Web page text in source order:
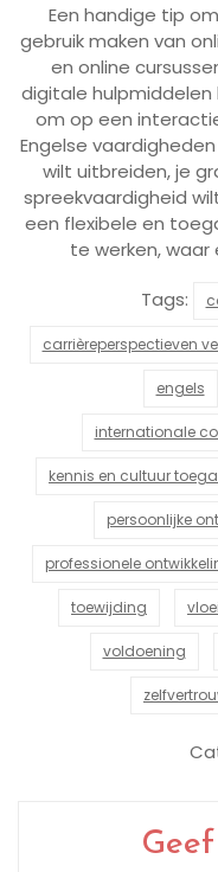
Een handige tip
gebruik maken van
en online
digitale hulpmiddelen
om op een
Engelse
wilt uitbreiden, je
spreekvaardigheid
een flexibele en
te werken,
Tags:
carrièreperspectieven
engels
internationale
kennis en cultuur
persoonlijke
professionele
toewijding
voldoening